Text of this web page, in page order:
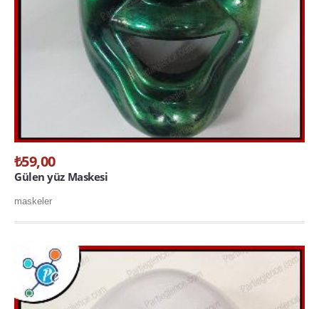
₺59,00
Gülen yüz Maskesi
maskeler